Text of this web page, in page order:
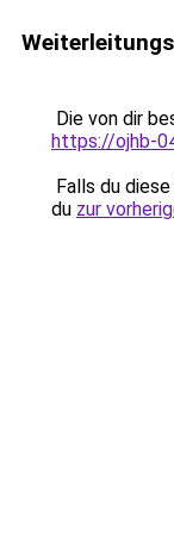
Die von dir
https://ojhb-
Falls du
du zur